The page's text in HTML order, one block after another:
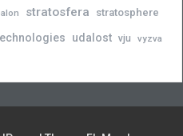
stratosfera stratosphere
udalost vju vyzva